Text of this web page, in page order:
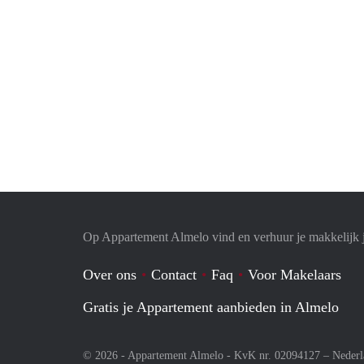
Op Appartement Almelo vind en verhuur je makkelijk
Over ons Contact Faq
Voor Makelaars
Gratis je Appartement aanbieden in Almelo
© 2026 - Appartement Almelo - KvK nr. 02094127 –